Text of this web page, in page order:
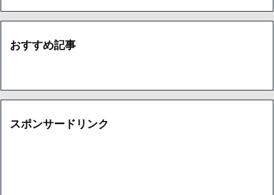
おすすめ記事
スポンサードリンク